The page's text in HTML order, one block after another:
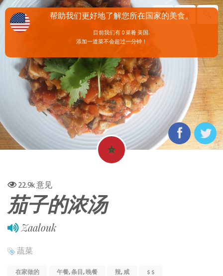
22.9k意见
茄子的浓汤
Zaalouk
蔬菜
在家做的 午餐,条目 , 晚餐 辣, 咸 $ $
帮助我们更好地了解您所在国家的美食。
目前我们有 0 菜肴 美国.
添加一道菜不会超过一分钟！